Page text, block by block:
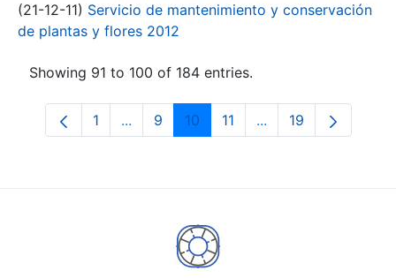
(21-12-11) Servicio de mantenimiento y conservación
de plantas y flores 2012
Showing 91 to 100 of 184 entries.
Page
1 ...Intermediate Pages Use TAB to
Page
9 Page
10 Page
11 ...Intermediate Pages
Page
19